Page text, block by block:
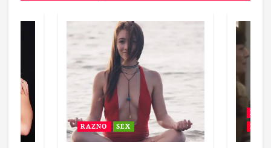
RAZNO SEX
BEZ